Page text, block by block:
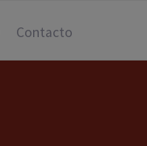
Contacto